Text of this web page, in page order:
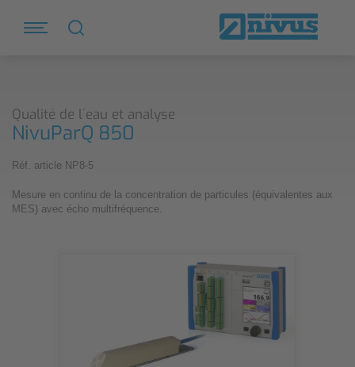
Qualité de l´eau et analyse
NivuParQ 850
Réf. article NP8-5
Mesure en continu de la concentration de particules (équivalentes aux
MES) avec écho multifréquence.